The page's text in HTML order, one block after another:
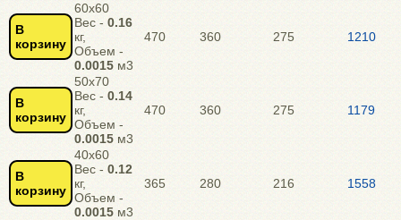
В
корзину
60х60
Вес - 0.16
кг,
Объем -
0.0015м3
470 360 275 1210
В
корзину
50х70
Вес - 0.14
кг,
Объем -
0.0015м3
470 360 275 1179
В
корзину
40х60
Вес - 0.12
кг,
Объем -
0.0015м3
365 280 216 1558